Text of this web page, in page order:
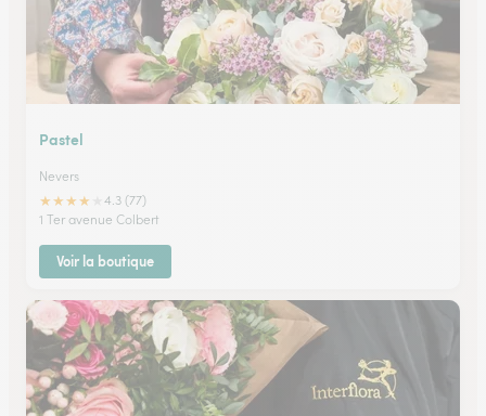
Pastel
Nevers
★★★★
4.3 (77)
1 Ter avenue Colbert
Voir la boutique